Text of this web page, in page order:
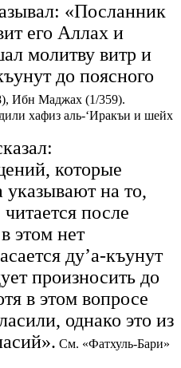
«Посланник
его Аллах и
молитву витр и
до поясного
Ибн Маджах (1/359).
хафиз аль-‘Иракъи и шейх
которые
на то,
после
этом нет
ду’а-къунут
произносить до
в этом вопросе
однако это из
См. «Фатхуль-Бари»